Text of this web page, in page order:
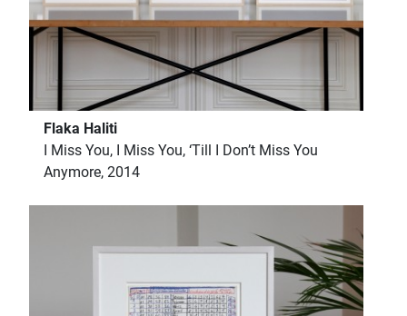
Flaka Haliti
I Miss You, I Miss You, ‘Till I Don’t Miss You
Anymore, 2014